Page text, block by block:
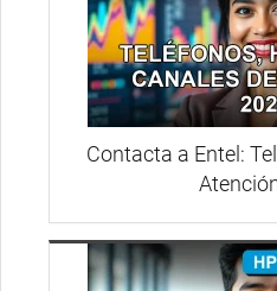
Contacta a Entel: